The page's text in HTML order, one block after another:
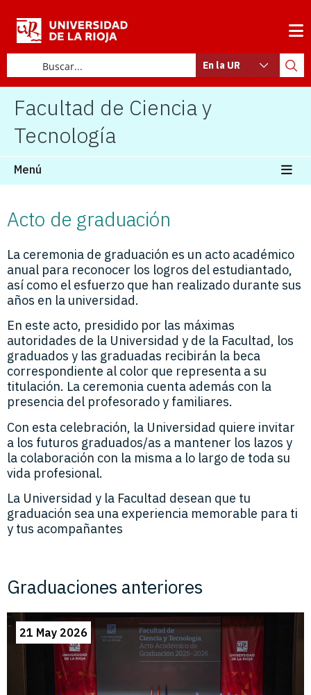
En la UR
Facultad de Ciencia y
Tecnología
Menú
Acto de graduación
La ceremonia de graduación es un acto académico
anual para reconocer los logros del estudiantado,
así como el esfuerzo que han realizado durante sus
años en la universidad.
En este acto, presidido por las máximas
autoridades de la Universidad y de la Facultad, los
graduados y las graduadas recibirán la beca
correspondiente al color que representa a su
titulación. La ceremonia cuenta además con la
presencia del profesorado y familiares.
Con esta celebración, la Universidad quiere invitar
a los futuros graduados/as a mantener los lazos y
la colaboración con la misma a lo largo de toda su
vida profesional.
La Universidad y la Facultad desean que tu
graduación sea una experiencia memorable para ti
y tus acompañantes
Graduaciones anteriores
21 May 2026